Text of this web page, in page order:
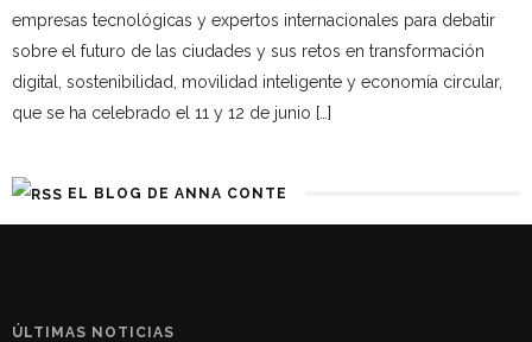
empresas tecnológicas y expertos internacionales para debatir
sobre el futuro de las ciudades y sus retos en transformación
digital, sostenibilidad, movilidad inteligente y economía circular,
que se ha celebrado el 11 y 12 de junio […]
EL BLOG DE ANNA CONTE
ÚLTIMAS NOTICIAS